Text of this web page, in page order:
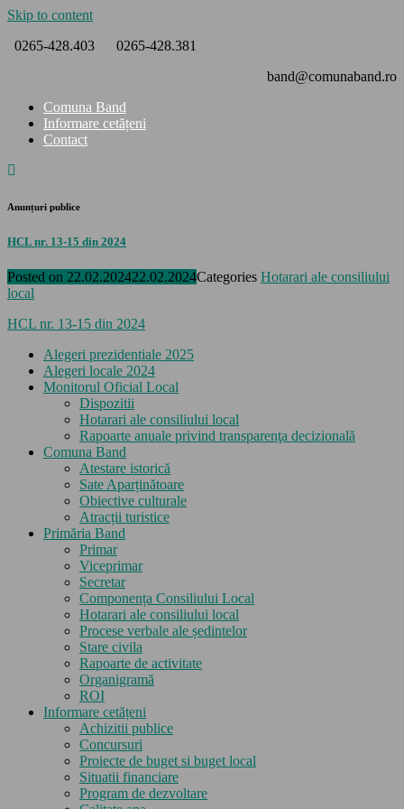
Skip to content
0265-428.403
0265-428.381
band@comunaband.ro
Comuna Band
Informare cetățeni
Contact
Anunțuri publice
HCL nr. 13-15 din 2024
Posted on 22.02.202422.02.2024Categories Hotarari ale consiliului
local
HCL nr. 13-15 din 2024
Alegeri prezidentiale 2025
Alegeri locale 2024
Monitorul Oficial Local
Dispozitii
Hotarari ale consiliului local
Rapoarte anuale privind transparenţa decizională
Comuna Band
Atestare istorică
Sate Aparținătoare
Obiective culturale
Atracții turistice
Primăria Band
Primar
Viceprimar
Secretar
Componența Consiliului Local
Hotarari ale consiliului local
Procese verbale ale ședintelor
Stare civila
Rapoarte de activitate
Organigramă
ROI
Informare cetățeni
Achizitii publice
Concursuri
Proiecte de buget si buget local
Situatii financiare
Program de dezvoltare